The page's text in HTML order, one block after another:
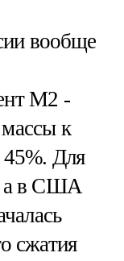
вообще
М2 -
к
45%. Для
а в США
сжатия